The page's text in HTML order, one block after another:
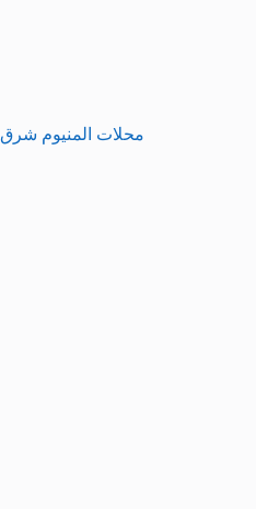
محلات المنيوم